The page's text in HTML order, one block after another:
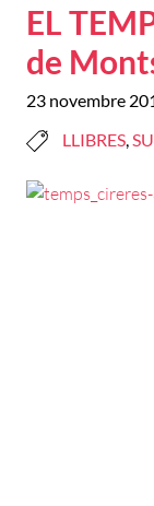
EL
de
23 novembre
LLIBRES